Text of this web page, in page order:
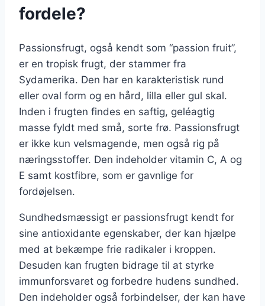
fordele?
Passionsfrugt, også kendt som “passion fruit”,
er en tropisk frugt, der stammer fra
Sydamerika. Den har en karakteristisk rund
eller oval form og en hård, lilla eller gul skal.
Inden i frugten findes en saftig, geléagtig
masse fyldt med små, sorte frø. Passionsfrugt
er ikke kun velsmagende, men også rig på
næringsstoffer. Den indeholder vitamin C, A og
E samt kostfibre, som er gavnlige for
fordøjelsen.
Sundhedsmæssigt er passionsfrugt kendt for
sine antioxidante egenskaber, der kan hjælpe
med at bekæmpe frie radikaler i kroppen.
Desuden kan frugten bidrage til at styrke
immunforsvaret og forbedre hudens sundhed.
Den indeholder også forbindelser, der kan have